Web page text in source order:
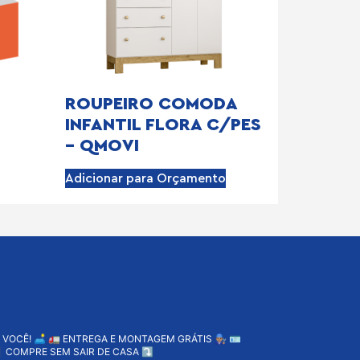
ROUPEIRO COMODA
INFANTIL FLORA C/PES
– QMOVI
Adicionar para Orçamento
VOCÊ! 🛋️ 🚛 ENTREGA E MONTAGEM GRÁTIS 👨🏽‍🔧 🪪
SEM SAIR DE CASA ⤵️